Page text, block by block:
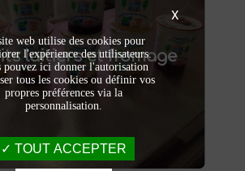
laitiers et fromage
laitiers et fromage
Dégustez nos
et fromages à
Saint-Saulve
crémeux, fromages
et autres délices laitiers vous
dans notre ferme. Livraison et
à la ferme pour une fraîcheur
X
web utilise des cookies pour
l'expérience des utilisateurs.
pouvez ici donner l'autorisation
tous les cookies ou définir vos
propres préférences via la
personnalisation.
TOUT ACCEPTER